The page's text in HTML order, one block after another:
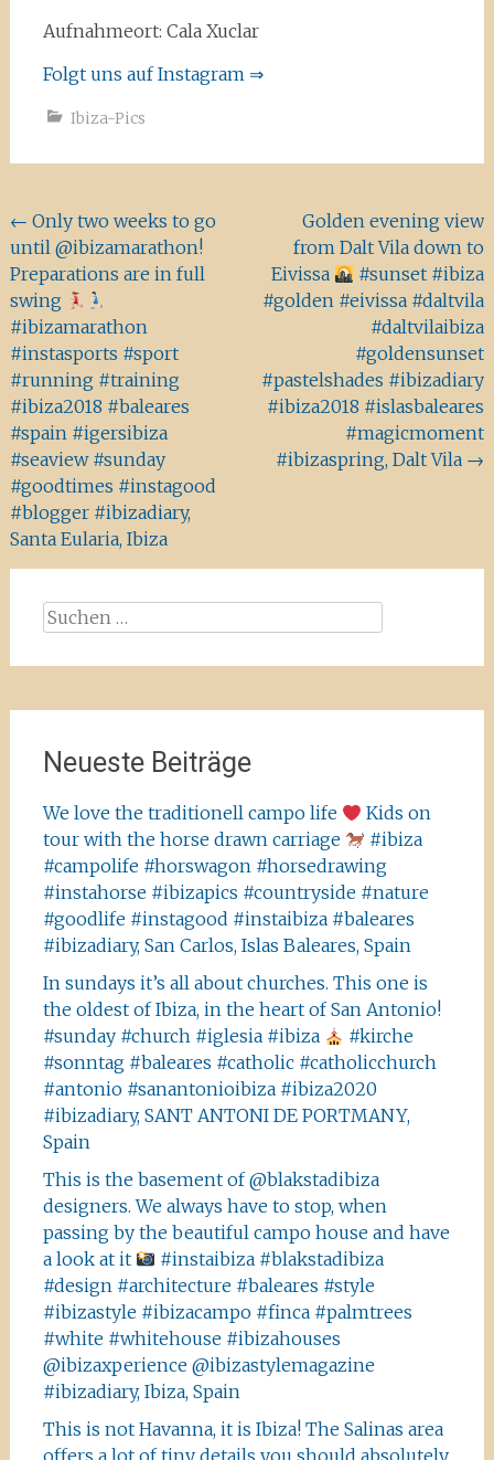
Aufnahmeort: Cala Xuclar
Folgt uns auf Instagram ⇒
Ibiza-Pics
Beitragsnavigation
← Only two weeks to go
until @ibizamarathon!
Preparations are in full
swing
#ibizamarathon
#instasports #sport
#running #training
#ibiza2018 #baleares
#spain #igersibiza
#seaview #sunday
#goodtimes #instagood
#blogger #ibizadiary,
Santa Eularia, Ibiza
Golden evening view
from Dalt Vila down to
Eivissa
#sunset #ibiza
#golden #eivissa #daltvila
#daltvilaibiza
#goldensunset
#pastelshades #ibizadiary
#ibiza2018 #islasbaleares
#magicmoment
#ibizaspring, Dalt Vila →
Suchen
Neueste Beiträge
We love the traditionell campo life
Kids on
tour with the horse drawn carriage
#ibiza
#campolife #horswagon #horsedrawing
#instahorse #ibizapics #countryside #nature
#goodlife #instagood #instaibiza #baleares
#ibizadiary, San Carlos, Islas Baleares, Spain
In sundays it’s all about churches. This one is
the oldest of Ibiza, in the heart of San Antonio!
#sunday #church #iglesia #ibiza
#kirche
#sonntag #baleares #catholic #catholicchurch
#antonio #sanantonioibiza #ibiza2020
#ibizadiary, SANT ANTONI DE PORTMANY,
Spain
This is the basement of @blakstadibiza
designers. We always have to stop, when
passing by the beautiful campo house and have
a look at it
#instaibiza #blakstadibiza
#design #architecture #baleares #style
#ibizastyle #ibizacampo #finca #palmtrees
#white #whitehouse #ibizahouses
@ibizaxperience @ibizastylemagazine
#ibizadiary, Ibiza, Spain
This is not Havanna, it is Ibiza! The Salinas area